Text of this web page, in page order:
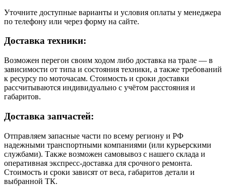
Уточните доступные варианты и условия оплаты у менеджера
по телефону или через форму на сайте.
Доставка техники:
Возможен перегон своим ходом либо доставка на трале — в
зависимости от типа и состояния техники, а также требований
к ресурсу по моточасам. Стоимость и сроки доставки
рассчитываются индивидуально с учётом расстояния и
габаритов.
Доставка запчастей:
Отправляем запасные части по всему региону и РФ
надежными транспортными компаниями (или курьерскими
службами). Также возможен самовывоз с нашего склада и
оперативная экспресс-доставка для срочного ремонта.
Стоимость и сроки зависят от веса, габаритов детали и
выбранной ТК.